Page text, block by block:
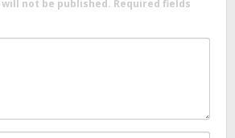
not be published. Required fields